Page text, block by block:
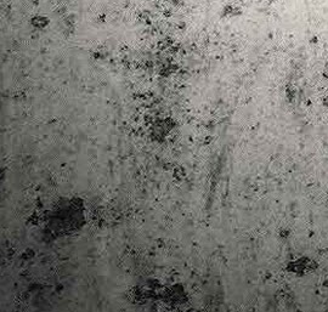
JUL
7
Club de lectura
Arriba l'estiu i amb
aquests mesos de
al juliol i l'altre al
Com és habitual, les
Tarragona i les lectures
MAY
1
Estudis en